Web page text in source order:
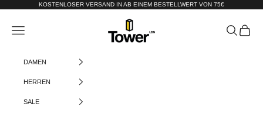
Zum Inhalt springenKOSTENLOSER VERSAND IN AB EINEM BESTELLWERT VON 75€
Tower-London.De
Menü Suchen
DAMEN
HERREN
SALE